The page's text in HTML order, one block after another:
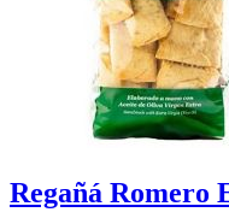
Regañá Romero